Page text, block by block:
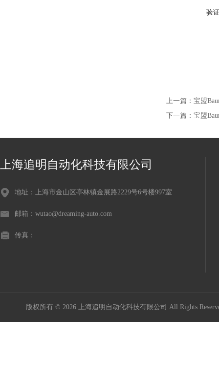
验
上一篇： 宝盟
下一篇： 宝盟
上海追明自动化科技有限公司
地址：上海市金山区亭林镇金展路2229号6号楼997室
邮箱：wutao@dreaming-auto.com
传真：
版权所有 © 2026 上海追明自动化科技有限公司 All Rights